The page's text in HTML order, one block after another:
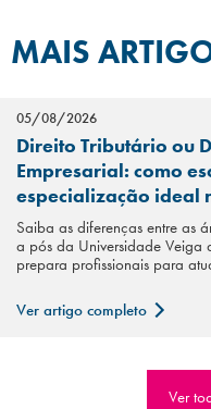
MAIS
05/08/2026
Direito Tributário ou
Empresarial: como
especialização ideal
Saiba as diferenças entre as
a pós da Universidade Veiga
prepara profissionais para
Ver artigo completo
Ver